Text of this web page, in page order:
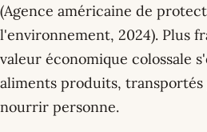
(Agence américaine de
l'environnement, 2024). Plus
valeur économique colossale
aliments produits, transportés
nourrir personne.